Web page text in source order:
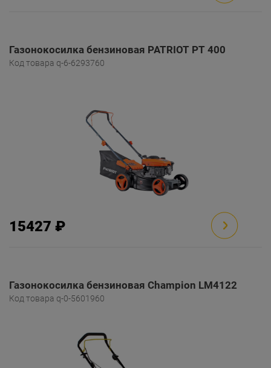
Газонокосилка бензиновая PATRIOT PT 400
Код товара q-6-6293760
15427 ₽
Газонокосилка бензиновая Champion LM4122
Код товара q-0-5601960